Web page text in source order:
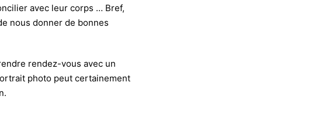
avec leur corps … Bref,
nous donner de bonnes
rendez-vous avec un
photo peut certainement